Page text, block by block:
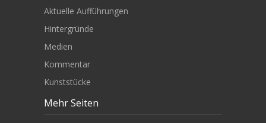
Aktuelle Aufführungen
Hintergründe
Medien
Kommentar
Kunststücke
Mehr Seiten